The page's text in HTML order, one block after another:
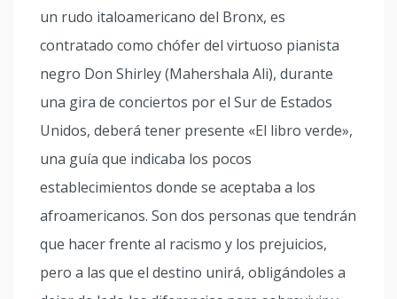
un rudo italoamericano del Bronx, es
contratado como chófer del virtuoso pianista
negro Don Shirley (Mahershala Ali), durante
una gira de conciertos por el Sur de Estados
Unidos, deberá tener presente «El libro verde»,
una guía que indicaba los pocos
establecimientos donde se aceptaba a los
afroamericanos. Son dos personas que tendrán
que hacer frente al racismo y los prejuicios,
pero a las que el destino unirá, obligándoles a